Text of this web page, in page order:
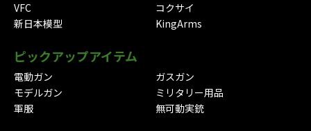
VFC
コクサイ
新日本模型
KingArms
ピックアップアイテム
電動ガン
ガスガン
モデルガン
ミリタリー用品
軍服
無可動実銃